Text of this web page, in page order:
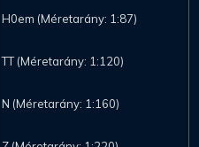
H0em (Méretarány: 1:87)
TT (Méretarány: 1:120)
N (Méretarány: 1:160)